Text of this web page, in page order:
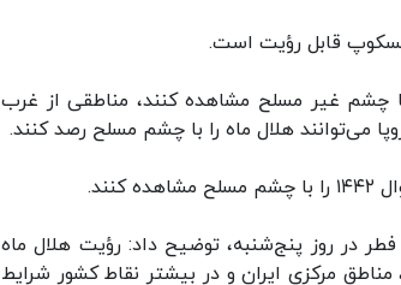
قابل رؤیت است.
چشم غیر مسلح مشاهده کنند، مناطقی از غرب
می‌توانند هلال ماه را با چشم مسلح رصد کنند.
در روز پنج‌شنبه، توضیح داد: رؤیت هلال ماه
مرکزی ایران و در بیشتر نقاط کشور شرایط